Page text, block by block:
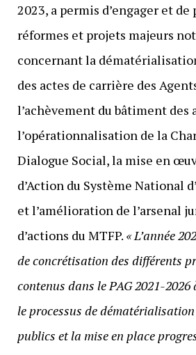
2023, a permis d’engager et de
réformes et projets majeurs
concernant la
des actes de carrière des
l’achèvement du bâtiment des
l’opérationnalisation de la
Dialogue Social, la mise en
d’Action du Système National
et l’amélioration de l’arsenal
d’actions du MTFP. « L’année
de concrétisation des différents
contenus dans le PAG 2021-2026
le processus de dématérialisation
publics et la mise en place